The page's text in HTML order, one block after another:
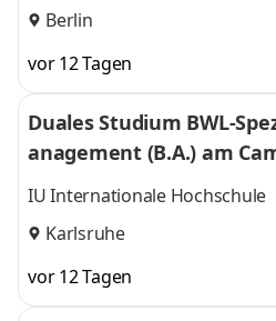
Berlin
vor 12 Tagen
Duales Studium BWL-
anagement (B.A.) am
IU Internationale Hochschule
Karlsruhe
vor 12 Tagen